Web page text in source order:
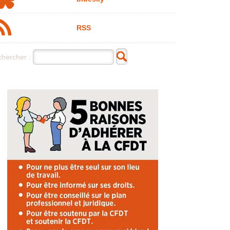
RSS
: